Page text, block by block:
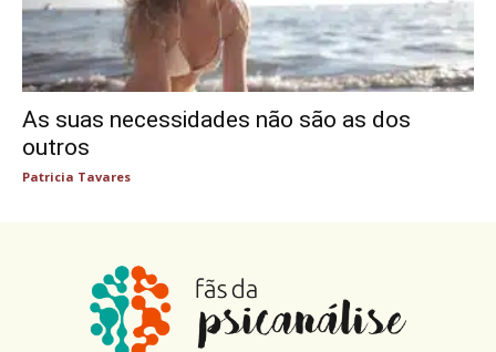
As suas necessidades não são as dos
outros
Patricia Tavares